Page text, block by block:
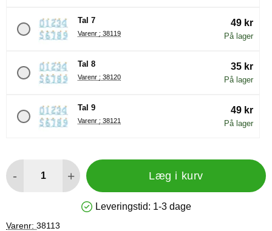
Tal 7
Varenr : 38119
49 kr
På lager
Tal 8
Varenr : 38120
35 kr
På lager
Tal 9
Varenr : 38121
49 kr
På lager
- + Læg i kurv
Produkttilgængelighed: På lager
Leveringstid: 1-3 dage
Varenr: 38113